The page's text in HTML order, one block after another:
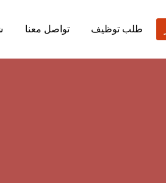
طلب توظيف تواصل معنا